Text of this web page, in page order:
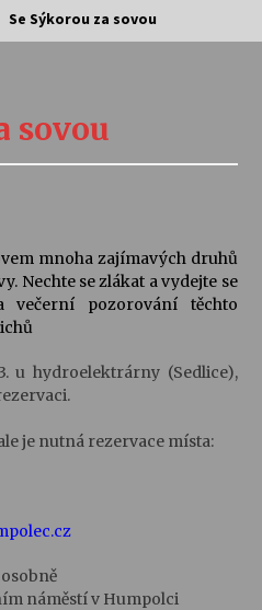
Josefíny Duškové: Stávám se
integrační festival Quijotova
ve Stromovce: Kolchoz a
ploty
Se Sýkorou za sovou
sovou
mnoha zajímavých druhů
Nechte se zlákat a vydejte se
večerní pozorování těchto
u hydroelektrárny (Sedlice),
je nutná rezervace místa:
náměstí v Humpolci